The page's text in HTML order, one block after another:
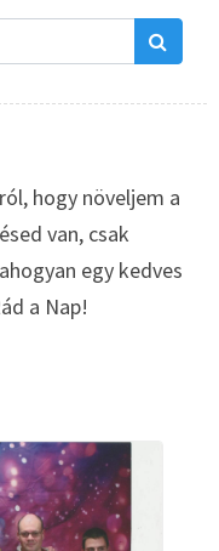
hogy növeljem a
van, csak
egy kedves
a Nap!